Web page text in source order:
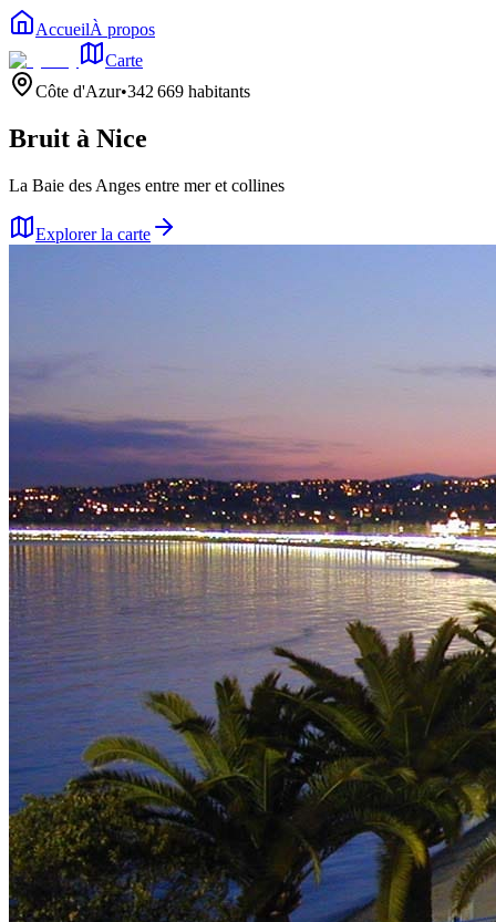
AccueilÀ propos
Carte
Côte d'Azur•342 669 habitants
Bruit à Nice
La Baie des Anges entre mer et collines
Explorer la carte